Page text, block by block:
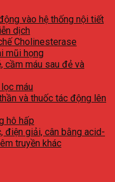
vào hệ thống nội tiết
dịch
Cholinesterase
mũi họng
cầm máu sau đẻ và
máu
và thuốc tác động lên
hô hấp
điện giải, cân bằng acid-
truyền khác